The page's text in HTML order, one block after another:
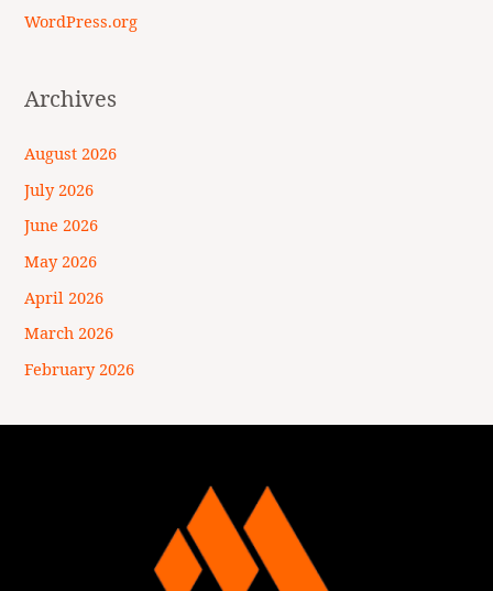
WordPress.org
Archives
August 2026
July 2026
June 2026
May 2026
April 2026
March 2026
February 2026